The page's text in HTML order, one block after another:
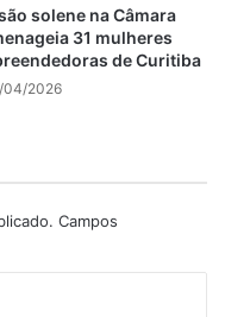
solene na Câmara
31 mulheres
de Curitiba
04/2026
Campos